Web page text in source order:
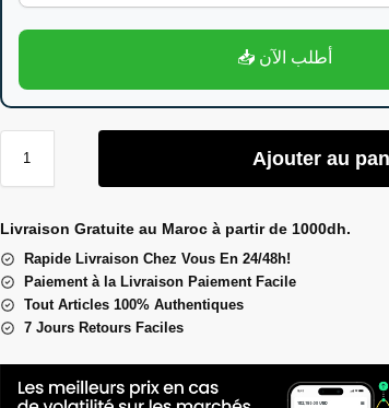
📥 أطلب الآن
Ajouter au
Livraison Gratuite au Maroc à partir de 1000dh.
Rapide Livraison Chez Vous En 24/48h!
Paiement à la Livraison Paiement Facile
Tout Articles 100% Authentiques
7 Jours Retours Faciles